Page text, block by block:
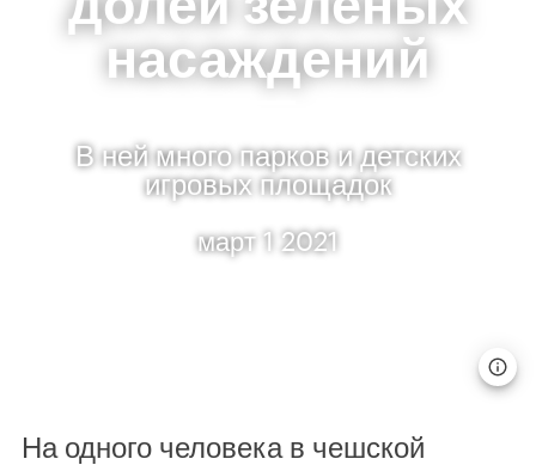
насаждений
В ней много парков и детских
игровых площадок
март 1 2021
На одного человека в чешской